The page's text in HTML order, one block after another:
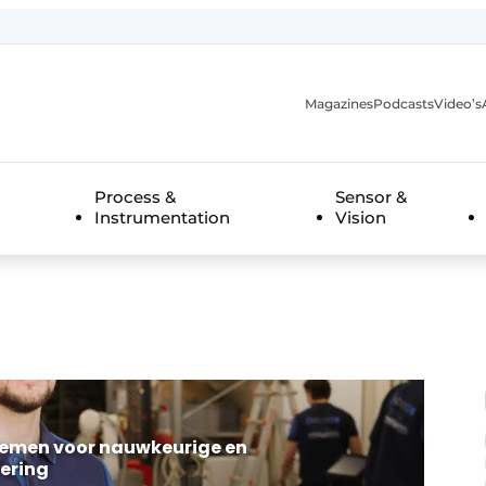
MagazinesPodcastsVideo’s
Process &
Instrumentation
Sensor &
Vision
voor nauwkeurige en